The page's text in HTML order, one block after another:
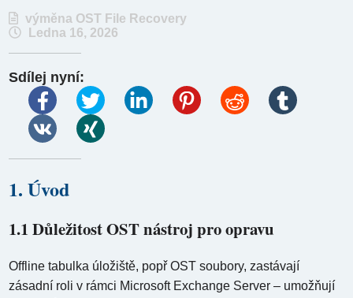
výměna OST File Recovery
Ledna 16, 2026
Sdílej nyní:
1. Úvod
1.1 Důležitost OST nástroj pro opravu
Offline tabulka úložiště, popř OST soubory, zastávají
zásadní roli v rámci Microsoft Exchange Server – umožňují